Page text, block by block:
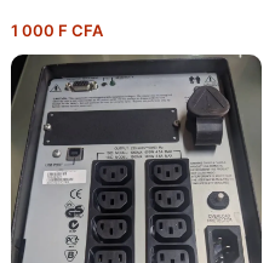
1 000 F CFA